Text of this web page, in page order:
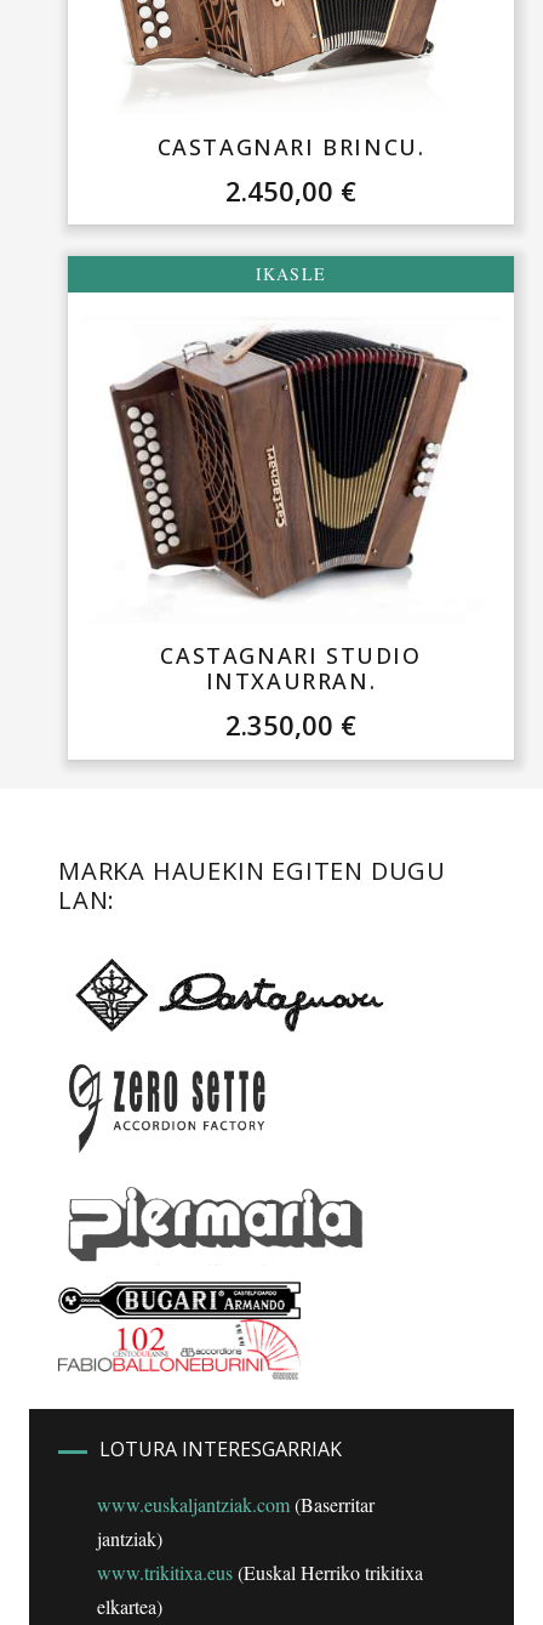
CASTAGNARI BRINCU.
2.450,00 €
IKASLE
CASTAGNARI STUDIO
INTXAURRAN.
2.350,00 €
MARKA HAUEKIN EGITEN DUGU
LAN:
LOTURA INTERESGARRIAK
www.euskaljantziak.com(Baserritar
jantziak)
www.trikitixa.eus(Euskal Herriko trikitixa
elkartea)